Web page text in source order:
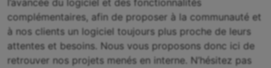
l’avancée du logiciel et des fonctionnalités
complémentaires, afin de proposer à la communauté et
à nos clients un logiciel toujours plus proche de leurs
attentes et besoins. Nous vous proposons donc ici de
retrouver nos projets menés en interne. N’hésitez pas